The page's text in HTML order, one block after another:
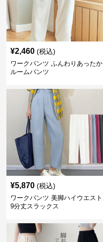
¥2,460 (税込)
ワークパンツ ふんわりあったか
ルームパンツ
¥5,870 (税込)
ワークパンツ 美脚ハイウエスト
9分丈スラックス